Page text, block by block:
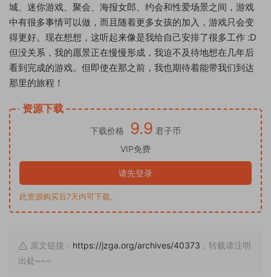
城、迷你游戏、聚会、海报女郎、约会和性爱场景之间，游戏
中有很多事情可以做，而且随着更多女孩的加入，游戏只会变
得更好。现在想想，这听起来像是我给自己安排了很多工作 :D
但没关系，我的愿景正在慢慢形成，我迫不及待地想在几年后
看到完成的游戏。但即使在那之前，我也期待着能带我们到达
那里的旅程！
资源下载
下载价格 9.9 君子币
VIP免费
请先登录
此资源购买后7天内可下载。
原文链接： https://jzga.org/archives/40373 ，转载请注明
出处~~~